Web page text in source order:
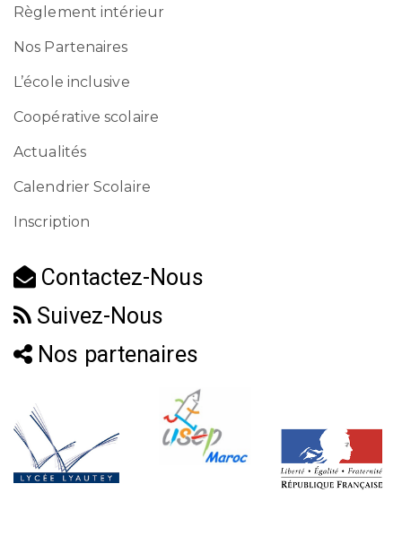
Règlement intérieur
Nos Partenaires
L’école inclusive
Coopérative scolaire
Actualités
Calendrier Scolaire
Inscription
Contactez-Nous
Suivez-Nous
Nos partenaires